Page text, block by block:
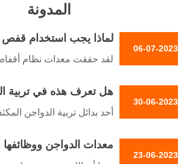
المدونة
06-07-2023
لماذا يجب استخدام قفص
لقد حققت معدات نظام
تقنية مياه الشرب بالحلمة،
الأوتوماتيكية، وتقنية التبريد،
30-06-2023
هل تعرف هذه في تربية
مزرعة الدواجن
أحد بدائل تربية الدواجن
بحرية. ويستخدم منتجو
الأدوية المعتمدة على
23-06-2023
معدات الدواجن ووظائفها